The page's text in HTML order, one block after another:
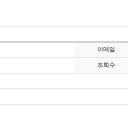
이메일
조회수